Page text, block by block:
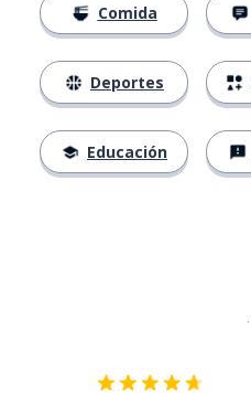
Comida
Deportes
Educación